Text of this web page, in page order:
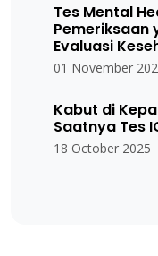
Tes Mental
Pemeriksaan
Evaluasi
01 November
Kabut di
Saatnya Tes
18 October 2025